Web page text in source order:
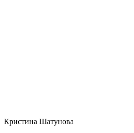
Кристина Шатунова